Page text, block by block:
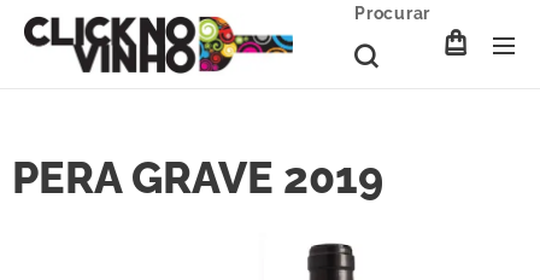
Procurar
PERA GRAVE 2019